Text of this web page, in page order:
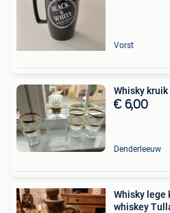
Vorst
Whisky
€ 6,00
Denderleeuw
Whisky lege
whiskey